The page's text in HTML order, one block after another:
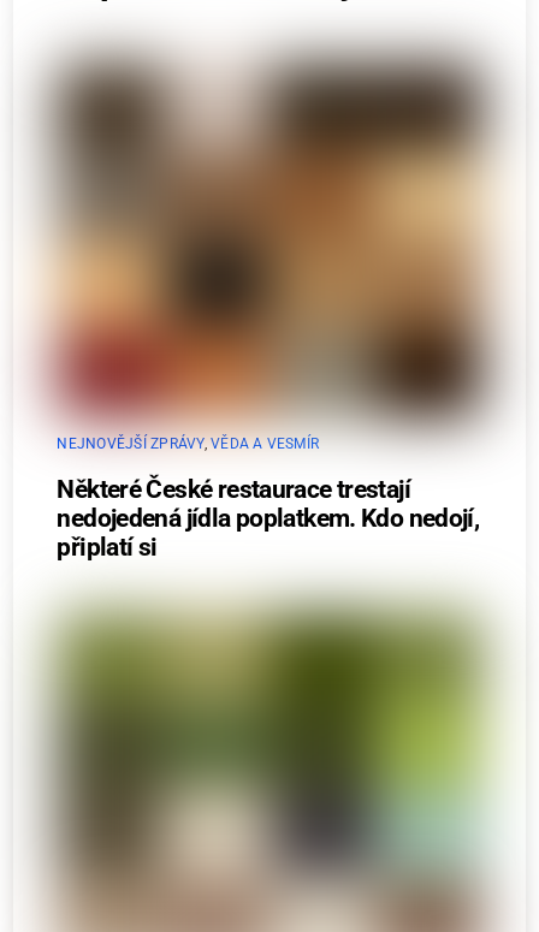
NEJNOVĚJŠÍ ZPRÁVY,VĚDA A VESMÍR
Některé České restaurace trestají
nedojedená jídla poplatkem. Kdo nedojí,
připlatí si